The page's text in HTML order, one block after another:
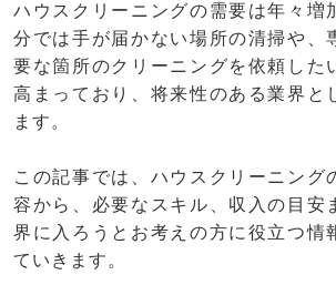
ハウスクリーニングの需要は年々増
分では手が届かない場所の清掃や、
要な箇所のクリーニングを依頼した
高まっており、将来性のある業界と
ます。
この記事では、ハウスクリーニング
容から、必要なスキル、収入の目安
界に入ろうとお考えの方に役立つ情
ていきます。